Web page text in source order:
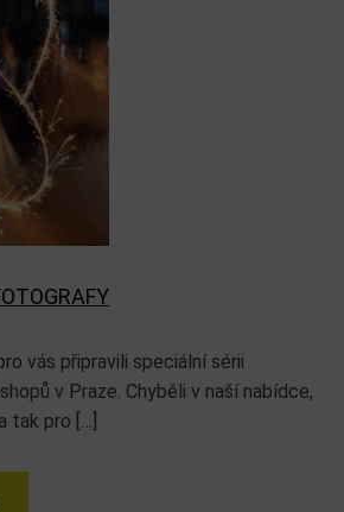
vás připravili speciální sérii
v Praze. Chyběli v naší nabídce,
tak pro […]